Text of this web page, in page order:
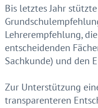
Bis letztes Jahr
Lehrerempfehlung,
entscheidenden
Sachkunde) und den
Zur Unterstützung
transparenteren